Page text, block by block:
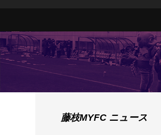
藤枝MYFC ニュース